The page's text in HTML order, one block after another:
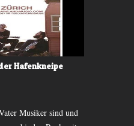
Hafenkneipe
Musiker sind und